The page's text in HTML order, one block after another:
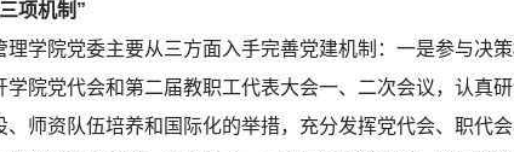
项机制”
院党委主要从三方面入手完善党建机制：一是参与决
学院党代会和第二届教职工代表大会一、二次会议，认真
、师资队伍培养和国际化的举措，充分发挥党代会、职代